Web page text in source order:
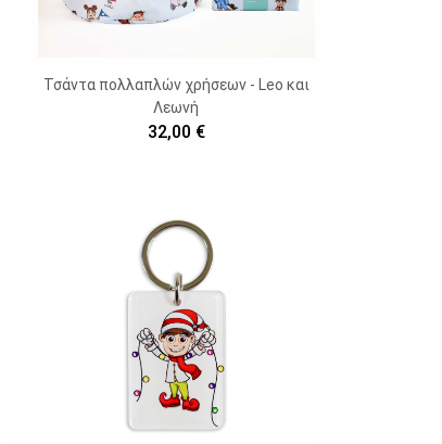
Τσάντα πολλαπλών χρήσεων - Leo και
Λεωνή
32,00 €